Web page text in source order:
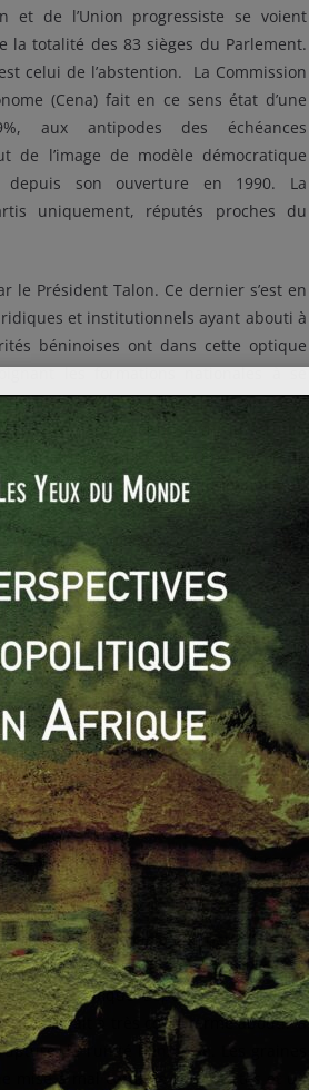
et de l’Union progressiste se voient
la totalité des 83 sièges du Parlement.
celui de l’abstention. La Commission
(Cena) fait en ce sens état d’une
aux antipodes des échéances
de l’image de modèle démocratique
son ouverture en 1990. La
uniquement, réputés proches du
Président Talon. Ce dernier s’est en
et institutionnels ayant abouti à
béninoises ont dans cette optique
les formations nationales à se
Dans la pratique, ce texte s’est
des partis d’opposition du scrutin.
africaine, la CEDEAO ou encore le
en vain. La Cour constitutionnelle du
nationale. L’ancien président
la dictature et la démocratie
engendrant une mobilisation massive
une situation quasi-insurrectionnelle.
se met en ordre de bataille, avec en
appel au retour de la démocratie. Lors
sont visés par les gaz lacrymogène de
affichent d’emblée une posture
le pire pour le pays. Sacca Lafia,
citoyens promettent de brûler tout. Je vais
Ceux qui promettent de tout casser
officiels ont pour l’instant
de ces heurts. Plusieurs risques
et pacifique depuis une trentaine
pourrait à très court terme aboutir à
de l’unité béninoise. Les graines
mise à mal certaine des libertés et un